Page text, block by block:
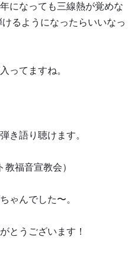
になっても三線熱が覚めな
るようになったらいいなっ
ってますね。
き語り聴けます。
福音宣教会）
ゃんでした〜。
とうございます！